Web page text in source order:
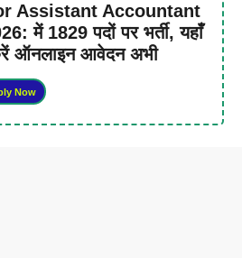
Assistant Accountant
में 1829 पदों पर भर्ती, यहाँ
ऑनलाइन आवेदन अभी
Now